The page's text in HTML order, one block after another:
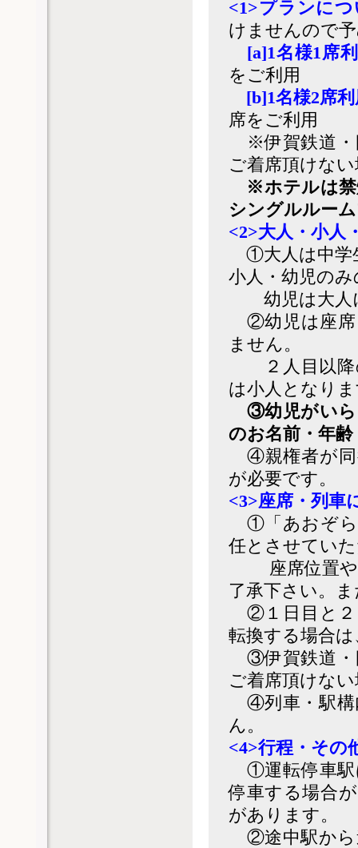
<1>プランに
けませんので
[a]1名様1席
をご利用
[b]1名様2席
席をご利用
※伊賀鉄道・
ご着席頂けな
※ホテルは禁
シングルルー
<2>大人・小人
①大人は中学
小人・幼児の
幼児は大人に
②幼児は座席
ません。
２人目以降
は小人となり
③幼児がいら
のお名前・年
④親権者が同
が必要です。
<3>座席・列車
①「あおぞら
任とさせてい
座席位置や
了承下さい。
②１日目と２
転換する場合
③伊賀鉄道・
ご着席頂けな
④列車・駅構
ん。
<4>行程・その
①運転停車駅
停車する場合
があります。
②途中駅から